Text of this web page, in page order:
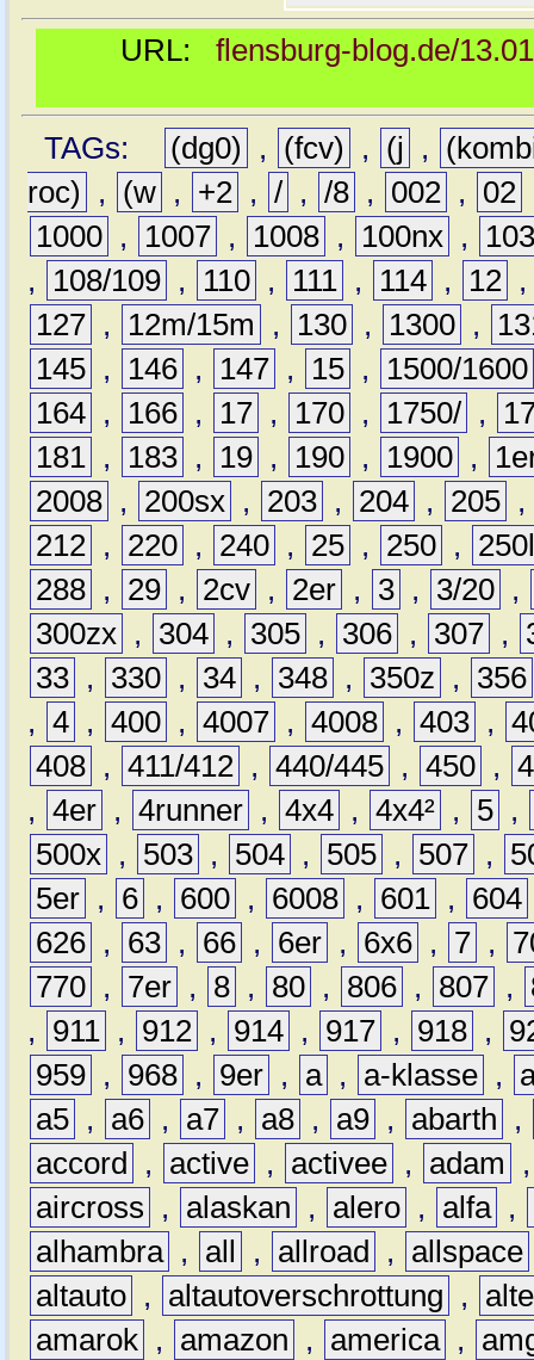
URL: flensburg-blog.de/
TAGs: (dg0) , (fcv) , (j ,
roc)
, (w , +2 , / , /8 , 002 , 02
1000 , 1007 , 1008 , 100nx ,
,
108/109 , 110 , 111 , 114 , 12
127 , 12m/15m , 130 , 1300 ,
145 , 146 , 147 , 15 ,
1500/1600
164 , 166 , 17 , 170 , 1750/ ,
181 , 183 , 19 , 190 , 1900 ,
2008 , 200sx , 203 , 204 , 205 ,
212 , 220 , 240 , 25 , 250 ,
288 , 29 , 2cv , 2er , 3 , 3/20 ,
300zx , 304 , 305 , 306 , 307 ,
33 , 330 , 34 , 348 , 350z ,
356
, 4 , 400 , 4007 , 4008 , 403 ,
408 , 411/412 , 440/445 , 450 ,
, 4er , 4runner , 4x4 , 4x4² , 5 ,
500x , 503 , 504 , 505 , 507 ,
5er , 6 , 600 , 6008 , 601 , 604
626 , 63 , 66 , 6er , 6x6 , 7 ,
770 , 7er , 8 , 80 , 806 , 807 ,
,
911 , 912 , 914 , 917 , 918 ,
959 , 968 , 9er , a , a-klasse ,
a5 , a6 , a7 , a8 , a9 , abarth
,
accord
, active , activee , adam
aircross
, alaskan , alero , alfa ,
alhambra , all , allroad , allspace
altauto , altautoverschrottung ,
amarok , amazon , america ,